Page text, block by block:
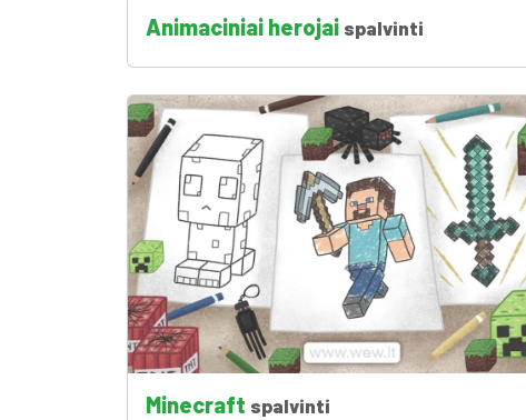
Animaciniai herojai spalvinti
Minecraft spalvinti